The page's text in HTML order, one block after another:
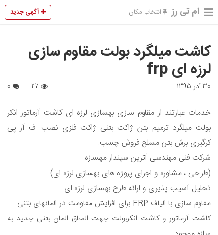
ام تی رز انتخاب مکان آگهی جدید
کاشت میلگرد بولت مقاوم سازی
لرزه ای frp
30 آذر 1395
خدمات عبارتند از مقاوم سازی بهسازی لرزه ای کاشت آرماتور انکر
بولت میلگرد ترمیم بتن ژاکت بتنی ژاکت فلزی نصب اف آر پی
کرگیری برش بتن مسلح فروش چسب.
شرکت فنی مهندسی آترین سپندار مهسازه
(طراحی ، مشاوره و اجرای پروژه های بهسازی لرزه ای)
تحلیل آسیب پذیری و ارائه طرح بهسازی لرزه ای
مقاوم سازی با الیاف FRP برای افزایش مقاومت در المانهای بتنی
کاشت آرماتور و کاشت انکربولت جهت الحاق المان بتنی جدید به